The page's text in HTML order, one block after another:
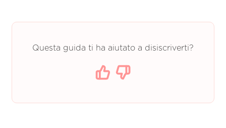
Questa guida ti ha aiutato a disiscriverti?